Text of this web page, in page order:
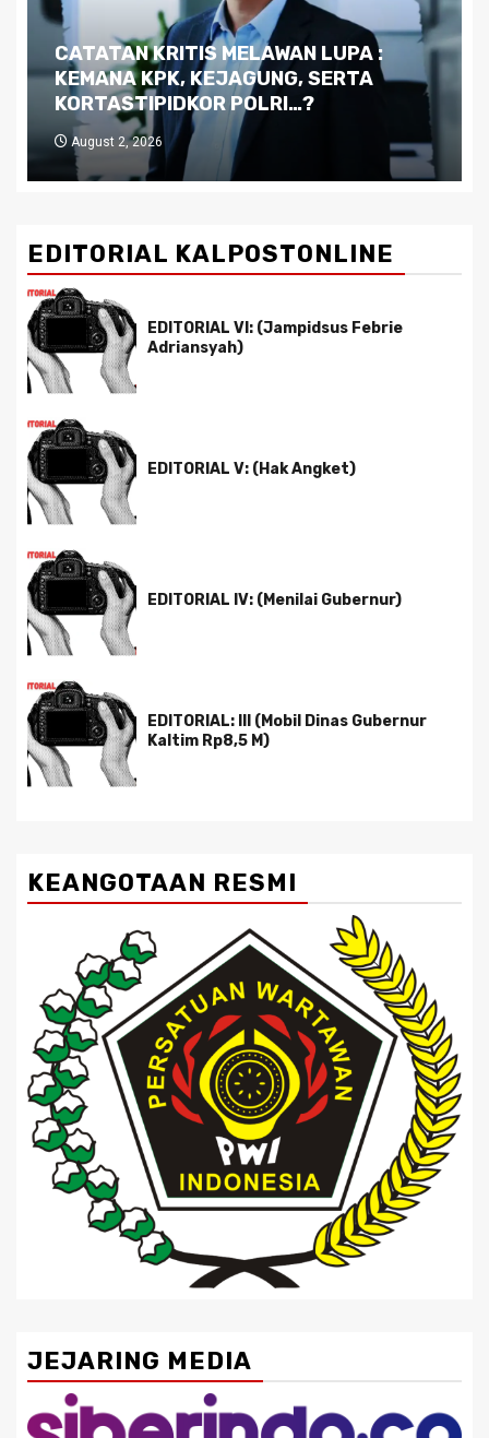
Dilema Kaltim di Tengah Krisis:
Kutukan Sumber Daya Alam dan
Pemimpin yang Tak Kreatif
July 29, 2026
EDITORIAL KALPOSTONLINE
EDITORIAL VI: (Jampidsus Febrie
Adriansyah)
EDITORIAL V: (Hak Angket)
EDITORIAL IV: (Menilai Gubernur)
EDITORIAL: III (Mobil Dinas Gubernur
Kaltim Rp8,5 M)
KEANGOTAAN RESMI
JEJARING MEDIA